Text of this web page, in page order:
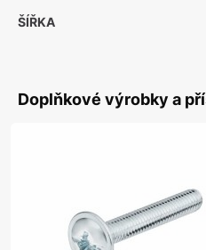
ŠÍŘKA
Doplňkové výrobky a